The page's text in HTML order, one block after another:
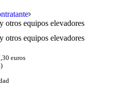
otros equipos elevadores
otros equipos elevadores
euros